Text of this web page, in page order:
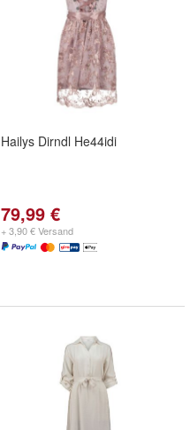
Hailys Dirndl He44idi
79,99 €
+ 3,90 € Versand